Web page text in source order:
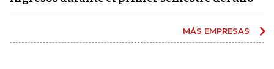
MÁS EMPRESAS